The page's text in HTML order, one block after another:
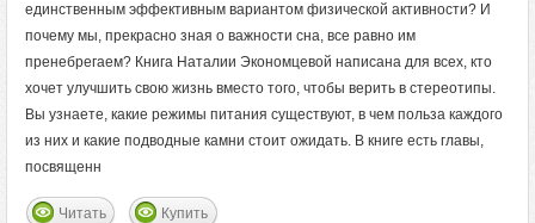
единственным эффективным вариантом физической активности? И
почему мы, прекрасно зная о важности сна, все равно им
пренебрегаем? Книга Наталии Экономцевой написана для всех, кто
хочет улучшить свою жизнь вместо того, чтобы верить в стереотипы.
Вы узнаете, какие режимы питания существуют, в чем польза каждого
из них и какие подводные камни стоит ожидать. В книге есть главы,
посвященн
Читать Купить